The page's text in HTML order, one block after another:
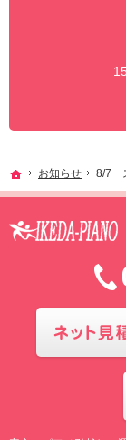
ホーム
お知らせ 8/7